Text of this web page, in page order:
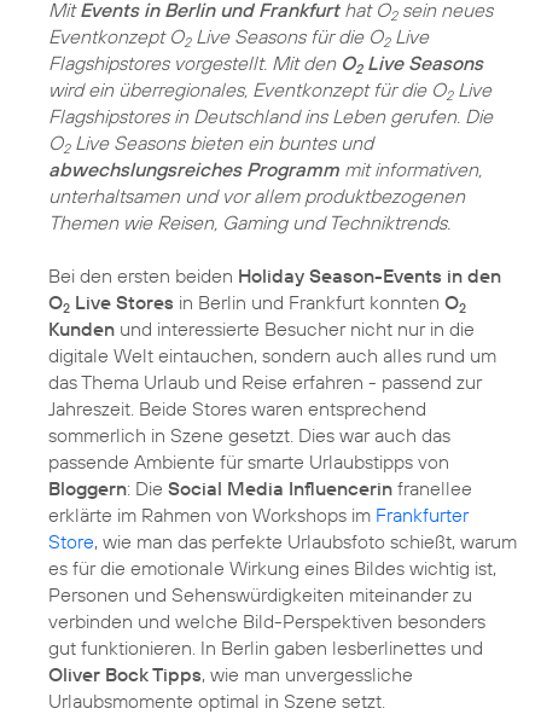
MitEvents in Berlin und Frankfurthat O2sein neues
Eventkonzept O2Live Seasons für die O2Live
Flagshipstores vorgestellt. Mit den O2Live Seasons
wird ein überregionales, Eventkonzept für die O2Live
Flagshipstores in Deutschland ins Leben gerufen. Die
O2Live Seasons bieten ein buntes und
abwechslungsreiches Programm mit informativen,
unterhaltsamen und vor allem produktbezogenen
Themen wie Reisen, Gaming und Techniktrends.
Bei den ersten beiden Holiday Season-Events in den
O2 Live Stores in Berlin und Frankfurt konnten O2
Kunden und interessierte Besucher nicht nur in die
digitale Welt eintauchen, sondern auch alles rund um
das Thema Urlaub und Reise erfahren - passend zur
Jahreszeit. Beide Stores waren entsprechend
sommerlich in Szene gesetzt. Dies war auch das
passende Ambiente für smarte Urlaubstipps von
Bloggern: Die Social Media Influencerin franellee
erklärte im Rahmen von Workshops im Frankfurter
Store, wie man das perfekte Urlaubsfoto schießt, warum
es für die emotionale Wirkung eines Bildes wichtig ist,
Personen und Sehenswürdigkeiten miteinander zu
verbinden und welche Bild-Perspektiven besonders
gut funktionieren. In Berlin gaben lesberlinettes und
Oliver Bock Tipps, wie man unvergessliche
Urlaubsmomente optimal in Szene setzt.